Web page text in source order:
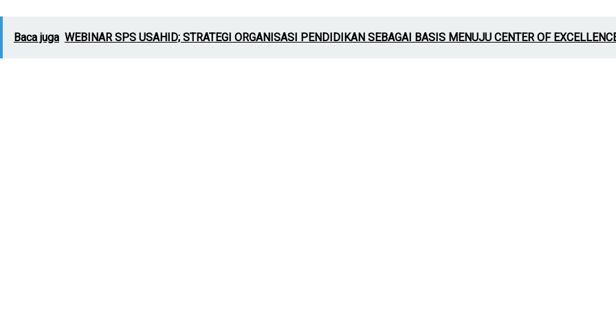
Baca juga WEBINAR SPS USAHID; STRATEGI ORGANISASI PENDIDIKAN SEBAGAI BASIS MENUJU CENTER OF